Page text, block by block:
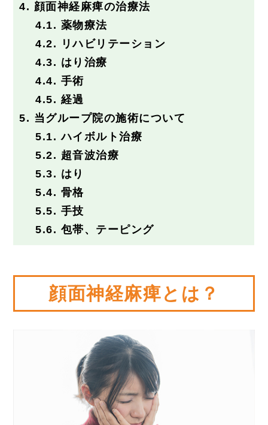
4. 顔面神経麻痺の治療法
4.1. 薬物療法
4.2.
リハビリテーション
4.3. はり治療
4.4. 手術
4.5. 経過
5. 当グループ院の施術について
5.1. ハイボルト治療
5.2. 超音波治療
5.3. はり
5.4. 骨格
5.5. 手技
5.6. 包帯、テーピング
顔面神経麻痺とは？